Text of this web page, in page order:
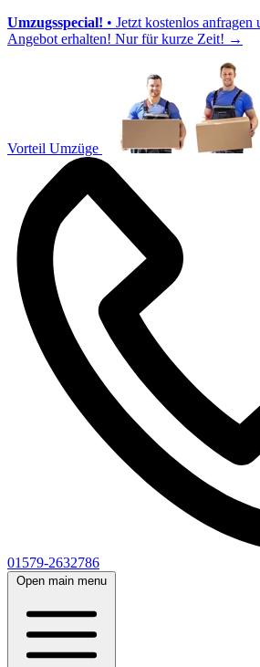
Umzugsspecial! • Jetzt kostenlos
Angebot erhalten! Nur für kurze Zeit! →
Vorteil Umzüge
01579-2632786
Open main menu